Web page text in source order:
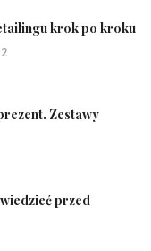
krok po kroku
Zestawy
przed